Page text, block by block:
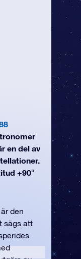
en del av
+90°
den
sägs att